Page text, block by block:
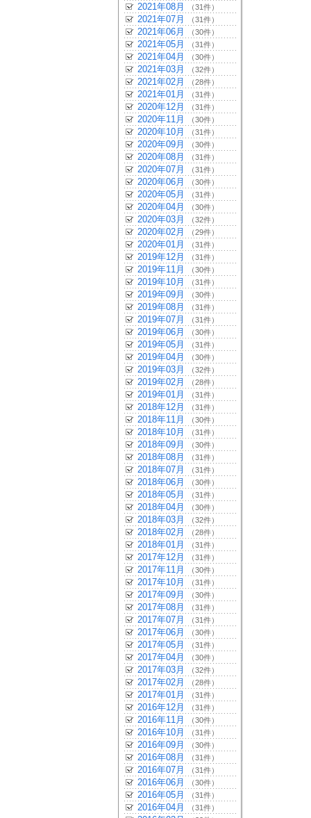
2021年08月 （31件）
2021年07月 （31件）
2021年06月 （30件）
2021年05月 （31件）
2021年04月 （30件）
2021年03月 （32件）
2021年02月 （28件）
2021年01月 （31件）
2020年12月 （31件）
2020年11月 （30件）
2020年10月 （31件）
2020年09月 （30件）
2020年08月 （31件）
2020年07月 （31件）
2020年06月 （30件）
2020年05月 （31件）
2020年04月 （30件）
2020年03月 （32件）
2020年02月 （29件）
2020年01月 （31件）
2019年12月 （31件）
2019年11月 （30件）
2019年10月 （31件）
2019年09月 （30件）
2019年08月 （31件）
2019年07月 （31件）
2019年06月 （30件）
2019年05月 （31件）
2019年04月 （30件）
2019年03月 （32件）
2019年02月 （28件）
2019年01月 （31件）
2018年12月 （31件）
2018年11月 （30件）
2018年10月 （31件）
2018年09月 （30件）
2018年08月 （31件）
2018年07月 （31件）
2018年06月 （30件）
2018年05月 （31件）
2018年04月 （30件）
2018年03月 （32件）
2018年02月 （28件）
2018年01月 （31件）
2017年12月 （31件）
2017年11月 （30件）
2017年10月 （31件）
2017年09月 （30件）
2017年08月 （31件）
2017年07月 （31件）
2017年06月 （30件）
2017年05月 （31件）
2017年04月 （30件）
2017年03月 （32件）
2017年02月 （28件）
2017年01月 （31件）
2016年12月 （31件）
2016年11月 （30件）
2016年10月 （31件）
2016年09月 （30件）
2016年08月 （31件）
2016年07月 （31件）
2016年06月 （30件）
2016年05月 （31件）
2016年04月 （31件）